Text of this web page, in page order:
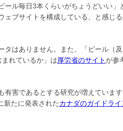
ール毎日3本くらいがちょうどいい」
ェブサイトを構成している、と感じ
はありません。また、「ビール（
れているか」は厚労省のサイトが参
害であるとする研究が増えていま
新たに発表されたカナダのガイドライ